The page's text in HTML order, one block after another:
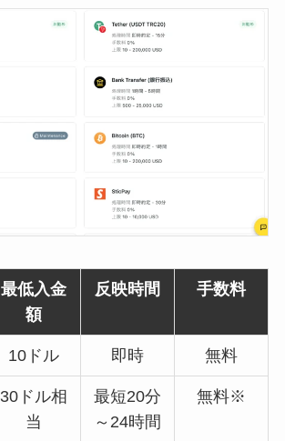
最低入金
額
反映時間 手数料
10ドル 即時 無料
30ドル相
当
最短20分
～24時間
無料※